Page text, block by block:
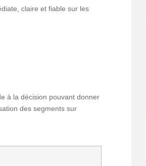
claire et fiable sur les
à la décision pouvant donner
des segments sur